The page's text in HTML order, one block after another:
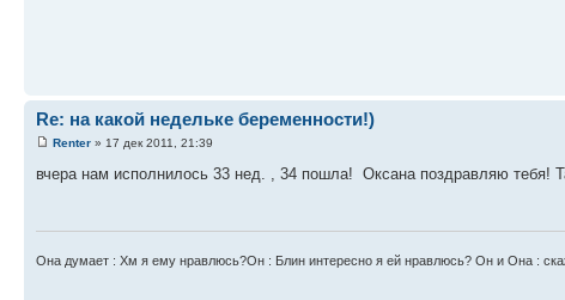
Re: на какой недельке беременности!)
Renter » 17 дек 2011, 21:39
вчера нам исполнилось 33 нед. , 34 пошла! Оксана поздравляю тебя!
Она думает : Хм я ему нравлюсь?Он : Блин интересно я ей нравлюсь? Он и Она :